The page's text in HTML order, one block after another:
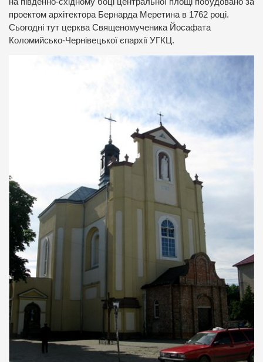
проектом архітектора Бернарда Меретина в 1762 році.
Сьогодні тут церква Священомученика Йосафата
Коломийсько-Чернівецької єпархії УГКЦ.